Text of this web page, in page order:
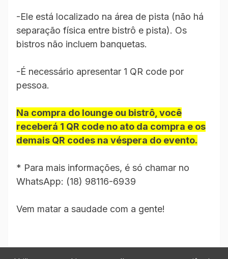
-Ele está localizado na área de pista (não há
separação física entre bistrô e pista). Os
bistros não incluem banquetas.
-É necessário apresentar 1 QR code por
pessoa.
Na compra do lounge ou bistrô, você
receberá 1 QR code no ato da compra e os
demais QR codes na véspera do evento.
* Para mais informações, é só chamar no
WhatsApp: (18) 98116-6939
Vem matar a saudade com a gente!